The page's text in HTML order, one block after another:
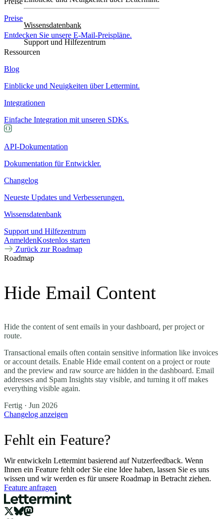
Wissensdatenbank
Support und Hilfezentrum
Preise
Entdecken Sie unsere E-Mail-Preispläne.
Ressourcen
Blog
Einblicke und Neuigkeiten über Lettermint.
Integrationen
Einfache Integration mit unseren SDKs.
API-Dokumentation
Dokumentation für Entwickler.
Changelog
Neueste Updates und Verbesserungen.
Wissensdatenbank
Support und Hilfezentrum
AnmeldenKostenlos starten
Zurück zur Roadmap
Roadmap
Hide Email Content
Hide the content of sent emails in your dashboard, per project or
route.
Transactional emails often contain sensitive information like invoices
or account details. Enable Hide email content on a project or route
and the preview and raw source are hidden in the dashboard. Email
addresses and Spam Insights stay visible, and turning it off makes
everything visible again.
Fertig · Jun 2026
Changelog anzeigen
Fehlt ein Feature?
Wir entwickeln Lettermint basierend auf Nutzerfeedback. Wenn
Ihnen ein Feature fehlt oder Sie eine Idee haben, lassen Sie es uns
wissen und wir werden es für unsere Roadmap in Betracht ziehen.
Feature anfragen